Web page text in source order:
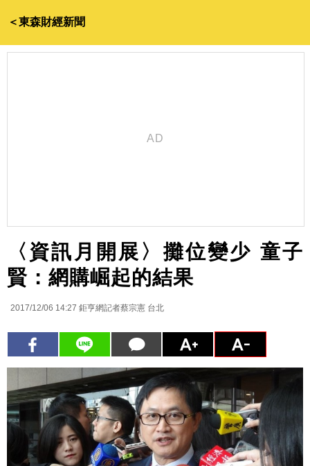
＜東森財經新聞
〈資訊月開展〉攤位變少 童子
賢：網購崛起的結果
2017/12/06 14:27 鉅亨網記者蔡宗憲 台北